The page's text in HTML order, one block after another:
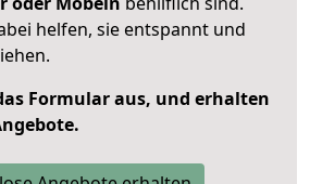
helfen, sie entspannt und
Formular aus, und erhalten